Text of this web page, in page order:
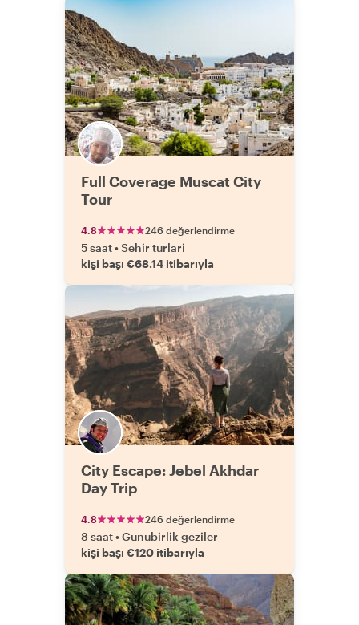
Full Coverage Muscat City
Tour
4.8 246 değerlendirme
5 saat•Sehir turlari
kişi başı €68.14 itibarıyla
City Escape: Jebel Akhdar
Day Trip
4.8 246 değerlendirme
8 saat•Gunubirlik geziler
kişi başı €120 itibarıyla